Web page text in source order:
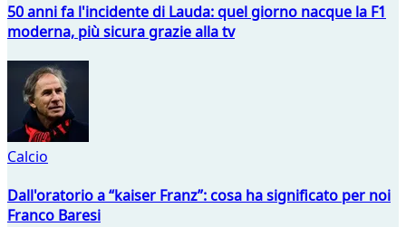
50 anni fa l'incidente di Lauda: quel giorno nacque la F1
moderna, più sicura grazie alla tv
Calcio
Dall'oratorio a “kaiser Franz”: cosa ha significato per noi
Franco Baresi